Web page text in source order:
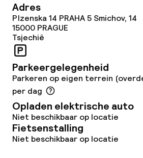
Dieetopties
Faciliteiten en diensten
Babysitservice
Schoonmaakvoorzieningen
Adres
Plzenska 14 PRAHA 5 Smichov, 14
15000 PRAGUE
Tsjechië
Parkeergelegenheid
Parkeren op eigen terrein
per dag
Opladen elektrische auto
Niet beschikbaar op locatie
Fietsenstalling
Niet beschikbaar op locatie